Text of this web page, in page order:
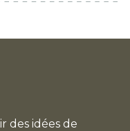
des idées de